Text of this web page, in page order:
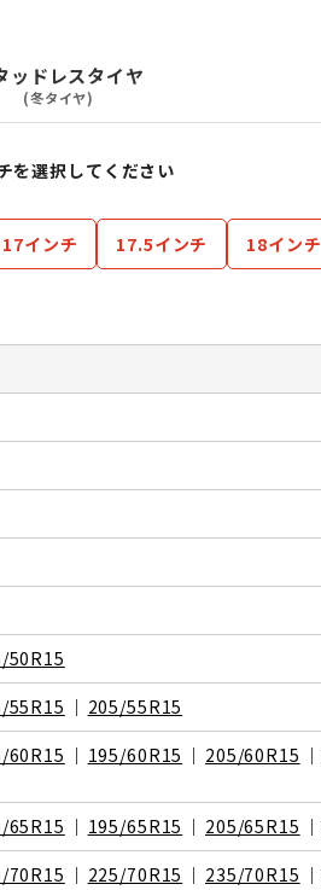
ッドレスタイヤ
(冬タイヤ)
を選択してください
17インチ 17.5インチ 18インチ
50R15
55R15 205/55R15
60R15 195/60R15 205/60R15
65R15 195/65R15 205/65R15
70R15 225/70R15 235/70R15